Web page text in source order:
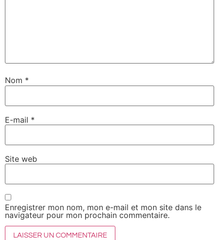
Nom *
E-mail *
Site web
Enregistrer mon nom, mon e-mail et mon site dans le
navigateur pour mon prochain commentaire.